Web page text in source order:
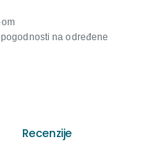
na određene
Recenzije